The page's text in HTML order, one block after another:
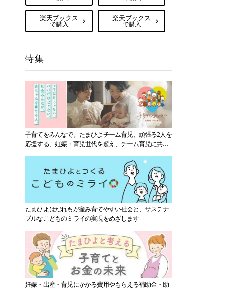
楽天ブックス
で購入
楽天ブックス
で購入
特集
子育てをみんなで。たまひよチーム育児。頑張る2人を
応援する、妊娠・育児世代を超え、チーム育児に共感
たまひよはだれもが産み育てやすい社会と、サステナ
ブルなこどものミライの実現をめざします
妊娠・出産・育児にかかる費用やもらえる補助金・助